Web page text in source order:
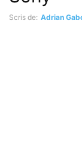
Scris de: Adrian